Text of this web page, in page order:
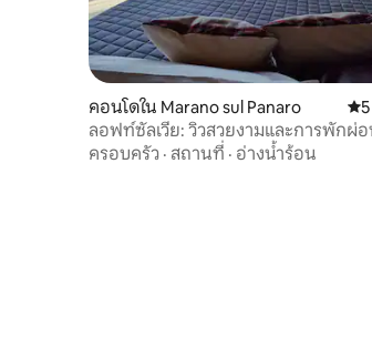
คอนโดใน Marano sul Panaro คะ
ลอฟท์ซัลเวีย: วิวสวยงามและการพักผ่
ท่ามกลางธรรมชาติ
ครอบครัว · สถานที่ · อ่างน้ำร้อน